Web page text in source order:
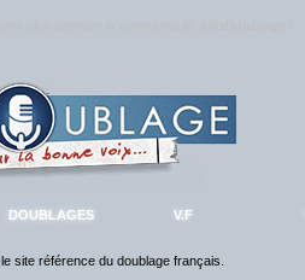
DOUBLAGES V.F
, le site référence du doublage français.